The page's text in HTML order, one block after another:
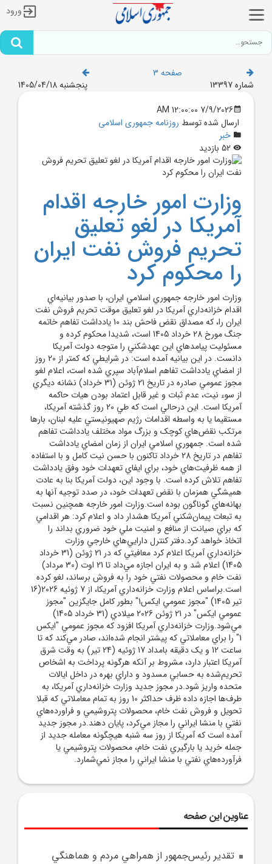
ورود
صفحه 3
شماره 13397
پنجشنبه 1405/04/18
7/9/2026 12:00:00 AM
ارسال شده توسط روزنامه جمهوری اسلامی
خبر
وزارت امور خارجه اقدام
آمريکا در لغو تعليق
تحريم فروش نفت ايران
را محکوم کرد
وزارت امور خارجه جمهوري اسلامي ايران، با صدور بيانيه‌اي
اقدام خزانه‌داري آمريکا در لغو تعليق موقت تحريم فروش نفت
ايران را، که مصداق نقض فاحش بند 10 يادداشت تفاهم خاتمه
جنگ مورخ 28 خرداد 1405 است، شديدا محکوم کرده و
مسئوليت پيامدهاي اين عهدشکني را متوجه دولت آمريکا
دانست. در اين بيانيه آمده است: در شرايطي که کمتر از 20 روز
از امضاي يادداشت تفاهم اسلام‌آباد سپري شده است، اعلام لغو
مجوز عمومي صادره در تاريخ 21 ژوئن (31 خرداد) نشانه ديگري
از سوء نيت، عدم ثبات و غير قابل اعتماد بودن هيات حاکمه
آمريکا است. اين درحالي است که طي 20 روز گذشته آمريکا،
مستقيما يا به واسطه اقدامات رژيم صهيونيستي عليه لبنان، بارها
مرتکب نقض‌هاي کوچک و بزرگ مواد مختلف يادداشت تفاهم
شده است. جمهوري اسلامي ايران از زمان امضاي يادداشت
تفاهم در تاريخ 28 خرداد تاکنون با حسن نيت کامل و با استفاده
از همه ظرفيت‌هاي خود، براي ايفاي تعهدات خود وفق يادداشت
تفاهم تلاش کرده است. با وجود اين، دولت آمريکا بنا به عادت
هميشگي همزمان با نقض تعهدات خود، در صدد توجيه آنها به
بهانه‌هاي گوناگون بوده است.وزارت امور خارجه همچنين نسبت
به تبعات پيمان‌شکني‌ آمريکا هشدار داد و اعلام کرد: هر اقدامي
که براي صيانت از منافع و امنيت ملي خود ضروري بداند را
اتخاذ خواهد کرد.دفتر کنترل دارايي‌هاي خارجي وزارت
خزانه‌داري آمريکا اعلام کرد معافيتي که در 21 ژوئن (31 خرداد
1405) اعلام شد و به ايران اجازه مي‌داد تا 21 اوت (30 مرداد)
نفت خام و محصولات نفتي خود را به فروش برساند، لغو کرده
است.براساس اعلام وزارت خزانه‌داري آمريکا، از 7 ژوئيه 2026(16
تير 1405) "مجوز عمومي ايکس1" بطور کامل جايگزين "مجوز
عمومي ايکس" در 21 ژوئن 2026 ميلادي (31 خرداد 1405)
مي‌شود.وزارت خزانه‌داري آمريکا افزود که مجوز عمومي "ايکس
1" را براي معاملاتي که پيشتر انجام شده‌اند، صادر مي‌کند که تا
ساعت 12 و يک دقيقه بامداد 17 ژوئيه (24 تير) به وقت شرق
آمريکا اعتبار دارد، مشروط بر آنکه هرگونه پرداخت به اشخاص
تحريم‌شده به حسابي مسدود و داراي بهره در داخل ايالات
متحده واريز شود.در مجوز جديد وزارت خزانه‌داري آمريکا، به
طرف‌ها اجازه داده ظرف حداکثر 10 روز به تمام معاملاتي که قبلا
تحويل و فروش نفت خام، محصولات پتروشيمي و فراورده‌هاي
نفتي با منشا ايراني را مجاز مي‌کرد، پايان دهند.در مجوز جديد
آمده است که آمريکا از روز سه شنبه هيچگونه معامله جديد از
جمله خريد يا بارگيري نفت خام، محصولات پتروشيمي يا
فرآورده‌هاي نفتي با منشا ايراني را مجاز نمي‌شمارد.
عناوین این صفحه
تقدير رئيس‌جمهور از همراهي مردم و هماهنگي